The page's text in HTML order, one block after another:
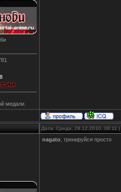
медали.
Дата: Среда, 29.12.2010, 08:11
nagato , тренируйся просто